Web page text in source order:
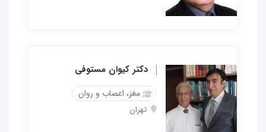
دکتر کیوان مستوفی
مغز، اعصاب و روان
تهران